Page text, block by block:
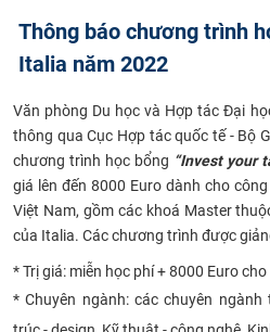
CƠ CẤU TỔ CHỨC
ĐÀO TẠO
ĐẢM BẢO CHẤT LƯỢNG
HTQT
Thông báo chương trình
Italia năm 2022
Văn phòng Du học và Hợp tác Đại
thông qua Cục Hợp tác quốc tế - Bộ
chương trình học bổng “Invest your
giá lên đến 8000 Euro dành cho
Việt Nam, gồm các khoá Master
của Italia. Các chương trình được
* Trị giá: miễn học phí + 8000 Euro
* Chuyên ngành: các chuyên